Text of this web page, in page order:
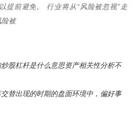
提前避免。 行业将从“风险被忽视”走
险被
股杠杆是什么意思资产相关性分析不
替出现的时期的盘面环境中，偏好事